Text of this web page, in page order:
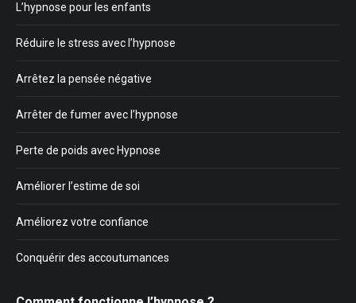
L’hypnose pour les enfants
Réduire le stress avec l’hypnose
Arrêtez la pensée négative
Arrêter de fumer avec l’hypnose
Perte de poids avec Hypnose
Améliorer l’estime de soi
Améliorez votre confiance
Conquérir des accoutumances